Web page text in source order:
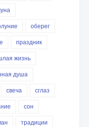
оберег
праздник
жизнь
душа
свеча
сглаз
сон
традиции